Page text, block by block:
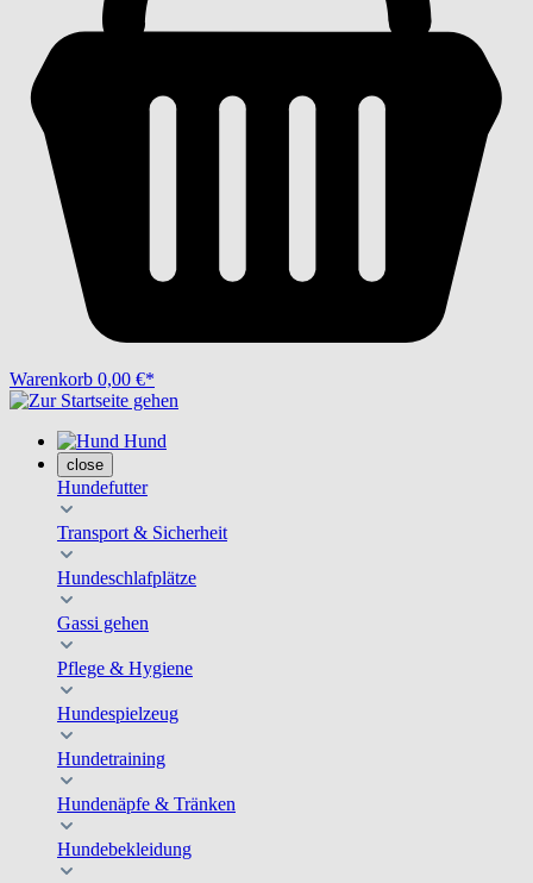
Warenkorb 0,00 €*
Hund
close
Hundefutter
Transport & Sicherheit
Hundeschlafplätze
Gassi gehen
Pflege & Hygiene
Hundespielzeug
Hundetraining
Hundenäpfe & Tränken
Hundebekleidung